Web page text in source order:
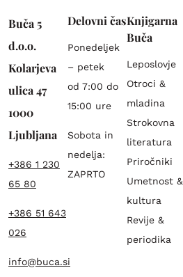
Buča 5
d.o.o.
Kolarjeva
ulica 47
1000
Ljubljana
+386 1 230
65 80
+386 51 643
026
info@buca.si
Delovni čas
Ponedeljek
– petek
od 7:00 do
15:00 ure
Sobota in
nedelja:
ZAPRTO
Knjigarna
Buča
Leposlovje
Otroci &
mladina
Strokovna
literatura
Priročniki
Umetnost &
kultura
Revije &
periodika